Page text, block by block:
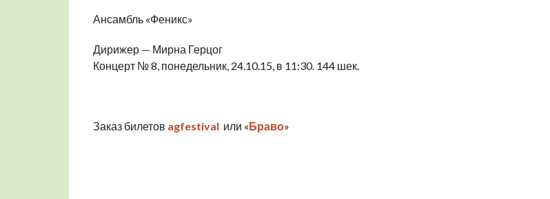
Ансамбль «Феникс»
Дирижер — Мирна Герцог
Концерт № 8, понедельник, 24.10.15, в 11:30. 144 шек.
Заказ билетов agfestival или «Браво»